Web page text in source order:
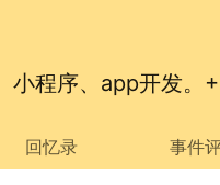
小程序、app开发。
回忆录 事件